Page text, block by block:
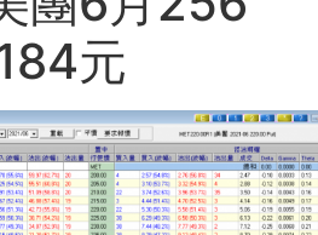
元